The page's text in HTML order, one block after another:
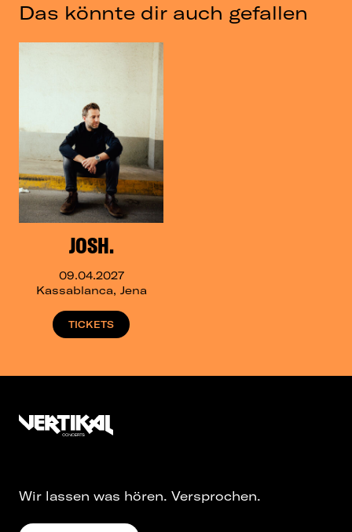
Das könnte dir auch gefallen
JOSH.
09.04.2027
Kassablanca, Jena
TICKETS
Wir lassen was hören. Versprochen.